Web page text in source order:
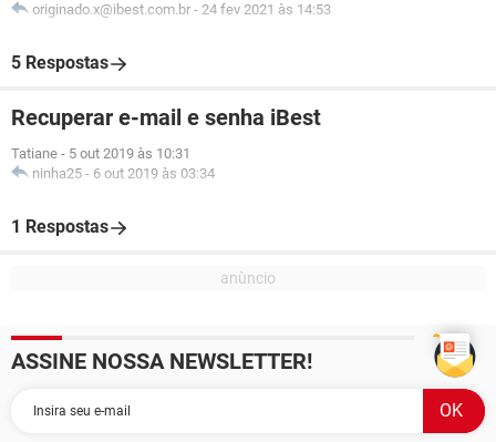
originado.x@ibest.com.br - 24 fev 2021 às 14:53
5 Respostas
Recuperar e-mail e senha iBest
Tatiane - 5 out 2019 às 10:31
ninha25 - 6 out 2019 às 03:34
1 Respostas
ASSINE NOSSA NEWSLETTER!